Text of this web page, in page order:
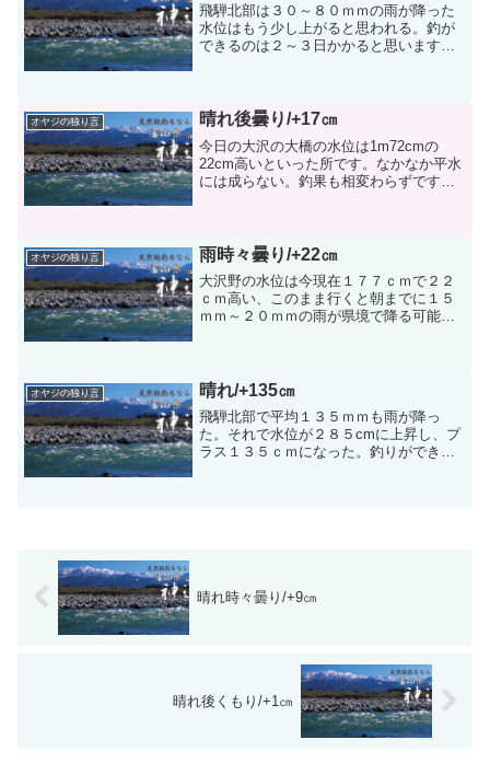
飛騨北部は３０～８０ｍｍの雨が降った
水位はもう少し上がると思われる。釣が
できるのは２～３日かかると思います。
らず庄川だけが３０cm高...
オヤジの独り言 晴れ後曇り/+17㎝
今日の大沢の大橋の水位は1m72cmの
22cm高いといった所です。なかなか平水
には成らない。釣果も相変わらずです
ｍとの事です。ここは...
オヤジの独り言 雨時々曇り/+22㎝
大沢野の水位は今現在１７７ｃｍで２２
ｃｍ高い、このまま行くと朝までに１５
ｍｍ～２０ｍｍの雨が県境で降る可能性
と、土、日は釣りが出来ると...
オヤジの独り言 晴れ/+135㎝
飛騨北部で平均１３５ｍｍも雨が降っ
た。それで水位が２８５cmに上昇し、プ
ラス１３５ｃｍになった。釣りができる
晴れ時々曇り/+9㎝
晴れ後くもり/+1㎝